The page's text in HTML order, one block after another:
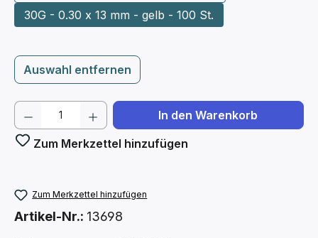
30G - 0.30 x 13 mm - gelb - 100 St.
Auswahl entfernen
Produkt Anzahl: Gib den gewünschten
In den Warenkorb
Zum Merkzettel hinzufügen
Zum Merkzettel hinzufügen
Artikel-Nr.: 13698